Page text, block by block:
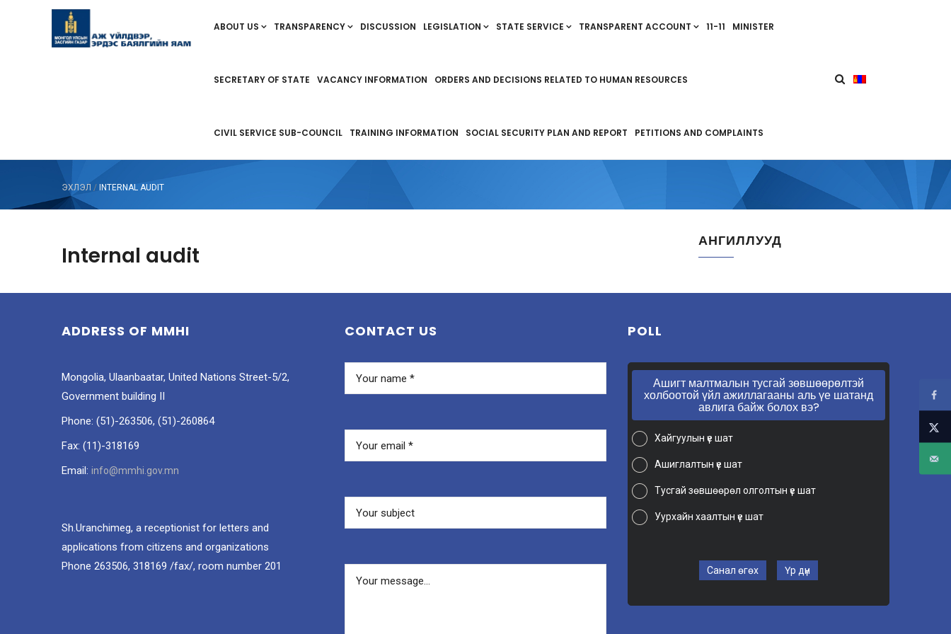
ABOUT US TRANSPARENCY DISCUSSION LEGISLATION STATE SERVICE TRANSPARENT ACCOUNT 11-11 MINISTER
SECRETARY OF STATE VACANCY INFORMATION ORDERS AND DECISIONS RELATED TO HUMAN RESOURCES
CIVIL SERVICE SUB-COUNCIL TRAINING INFORMATION SOCIAL SECURITY PLAN AND REPORT PETITIONS AND COMPLAINTS
ЭХЛЭЛ / INTERNAL AUDIT
Internal audit
АНГИЛЛУУД
ADDRESS OF MMHI
Mongolia, Ulaanbaatar, United Nations Street-5/2,
Government building II
Phone: (51)-263506, (51)-260864
Fax: (11)-318169
Email: info@mmhi.gov.mn
Sh.Uranchimeg, a receptionist for letters and
applications from citizens and organizations
Phone 263506, 318169 /fax/, room number 201
CONTACT US POLL
Ашигт малтмалын тусгай зөвшөөрөлтэй
холбоотой үйл ажиллагааны аль үе шатанд
авлига байж болох вэ?
Хайгуулын үе шат
Ашиглалтын үе шат
Тусгай зөвшөөрөл олголтын үе шат
Уурхайн хаалтын үе шат
Санал өгөх Үр дүн